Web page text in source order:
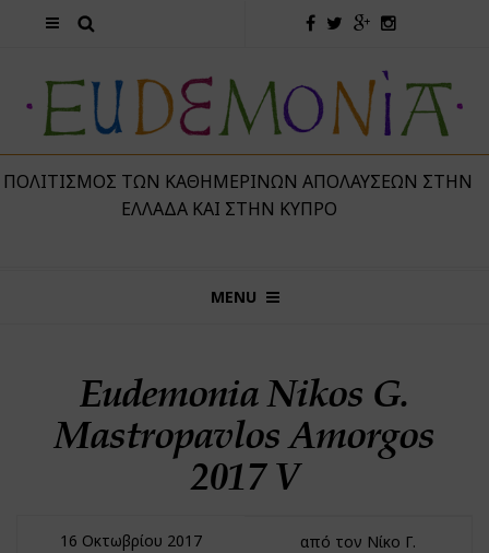
ΤΩΝ ΚΑΘΗΜΕΡΙΝΏΝ ΑΠΟΛΑΎΣΕΩΝ ΣΤΗΝ
ΕΛΛΆΔΑ ΚΑΙ ΣΤΗΝ ΚΎΠΡΟ
MENU
Eudemonia Nikos G.
Mastropavlos Amorgos
2017 V
16 Οκτωβρίου 2017
από τον Νίκο Γ.